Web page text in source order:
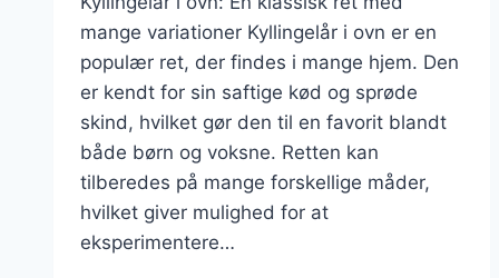
mange variationer Kyllingelår i ovn er en
populær ret, der findes i mange hjem. Den
er kendt for sin saftige kød og sprøde
skind, hvilket gør den til en favorit blandt
både børn og voksne. Retten kan
tilberedes på mange forskellige måder,
hvilket giver mulighed for at
eksperimentere…